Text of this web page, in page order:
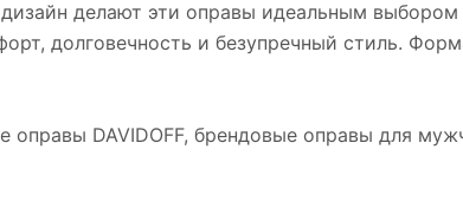
делают эти оправы идеальным выбором
долговечность и безупречный стиль.
оправы DAVIDOFF, брендовые оправы для